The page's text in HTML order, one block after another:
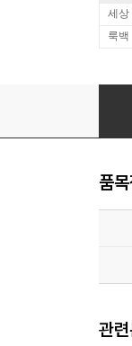
세상
룩백
품
관